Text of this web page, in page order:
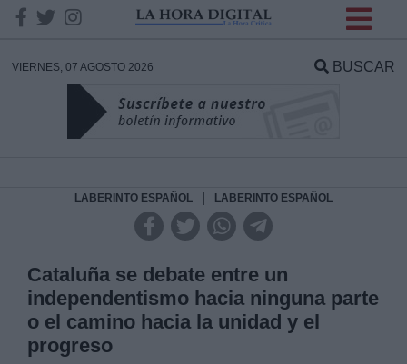
VIERNES, 07 AGOSTO 2026 BUSCAR
LABERINTO ESPAÑOL LABERINTO ESPAÑOL
Cataluña se debate entre un
independentismo hacia ninguna parte
o el camino hacia la unidad y el
progreso
DATOS
Responsable:
Legitimación: